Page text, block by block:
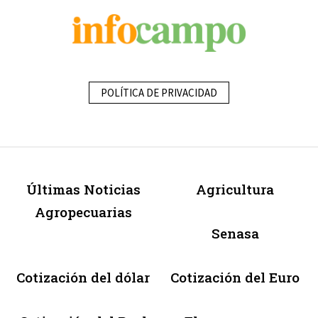
POLÍTICA DE PRIVACIDAD
Últimas Noticias
Agropecuarias
Agricultura
Senasa
Cotización del dólar Cotización del Euro